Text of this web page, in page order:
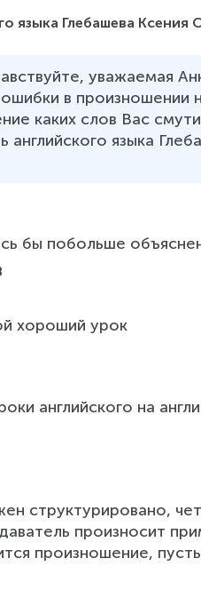
языка Глебашева Ксения
уважаемая
в
каких слов Вас
английского языка
бы побольше
хороший урок
английского на
структурировано,
произносит
произношение,